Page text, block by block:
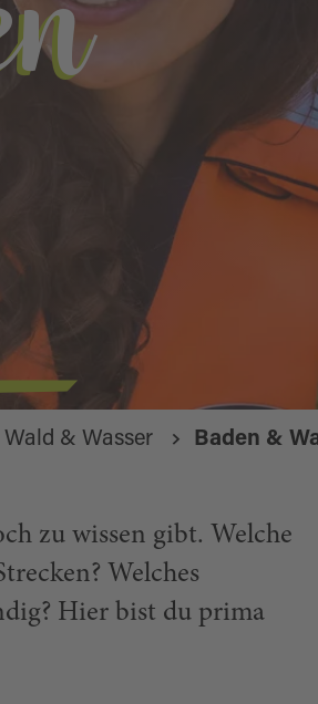
Wald & Wasser Baden &
zu wissen gibt. Welche
Welches
Hier bist du prima